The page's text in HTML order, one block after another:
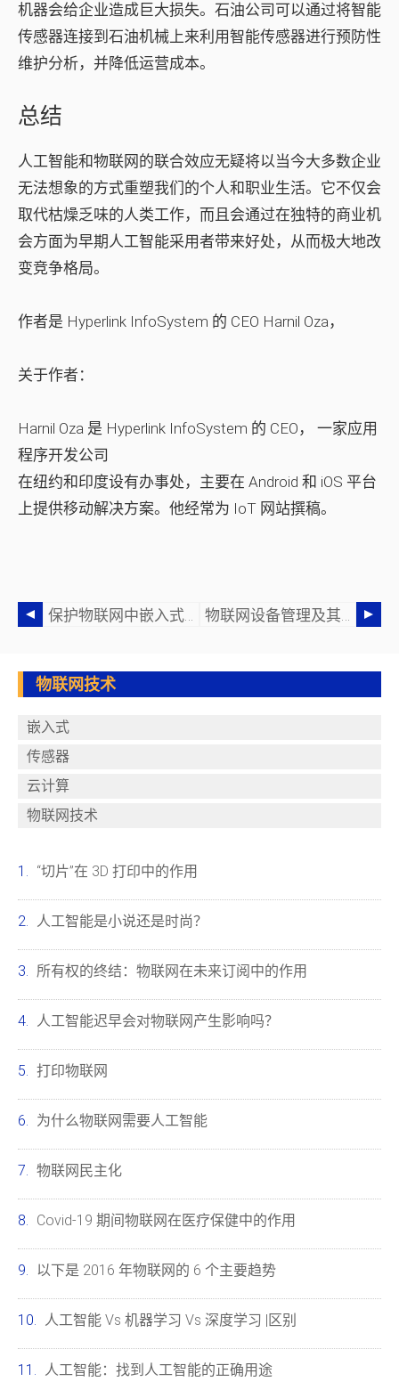
机器会给企业造成巨大损失。石油公司可以通过将智能
传感器连接到石油机械上来利用智能传感器进行预防性
维护分析，并降低运营成本。
总结
人工智能和物联网的联合效应无疑将以当今大多数企业
无法想象的方式重塑我们的个人和职业生活。它不仅会
取代枯燥乏味的人类工作，而且会通过在独特的商业机
会方面为早期人工智能采用者带来好处，从而极大地改
变竞争格局。
作者是 Hyperlink InfoSystem 的 CEO Harnil Oza，
关于作者：
Harnil Oza 是 Hyperlink InfoSystem 的 CEO，
一家应用
程序开发公司
在纽约和印度设有办事处，主要在 Android 和 iOS 平台
上提供移动解决方案。他经常为 IoT 网站撰稿。
保护物联网中嵌入式系统的六个步骤 物联网设备管理及其在促进物联网大规模部署方面的作用
物联网技术
嵌入式
传感器
云计算
物联网技术
“切片”在 3D 打印中的作用
人工智能是小说还是时尚？
所有权的终结：物联网在未来订阅中的作用
人工智能迟早会对物联网产生影响吗？
打印物联网
为什么物联网需要人工智能
物联网民主化
Covid-19 期间物联网在医疗保健中的作用
以下是 2016 年物联网的 6 个主要趋势
人工智能 Vs 机器学习 Vs 深度学习 |区别
人工智能：找到人工智能的正确用途